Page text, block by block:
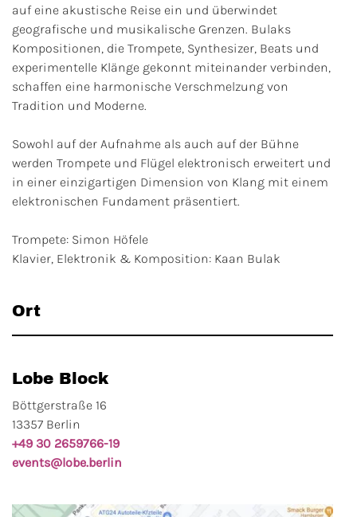
auf eine akustische Reise ein und überwindet
geografische und musikalische Grenzen. Bulaks
Kompositionen, die Trompete, Synthesizer, Beats und
experimentelle Klänge gekonnt miteinander verbinden,
schaffen eine harmonische Verschmelzung von
Tradition und Moderne.
Sowohl auf der Aufnahme als auch auf der Bühne
werden Trompete und Flügel elektronisch erweitert und
in einer einzigartigen Dimension von Klang mit einem
elektronischen Fundament präsentiert.
Trompete: Simon Höfele
Klavier, Elektronik & Komposition: Kaan Bulak
Ort
Lobe Block
Böttgerstraße 16
13357 Berlin
+49 30 2659766-19
events@lobe.berlin